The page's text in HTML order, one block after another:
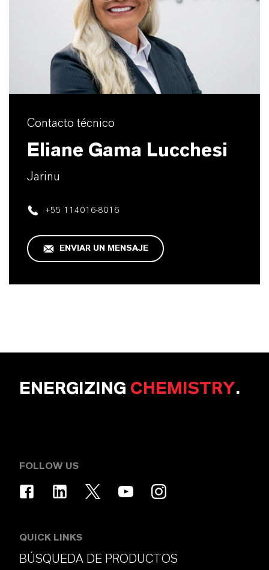
Contacto técnico
Eliane Gama Lucchesi
Jarinu
+55 114016-8016
ENVIAR UN MENSAJE
ENERGIZING CHEMISTRY.
FOLLOW US
QUICK LINKS
BÚSQUEDA DE PRODUCTOS